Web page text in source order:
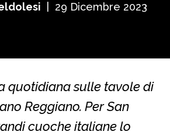
29 Dicembre 2023
quotidiana sulle tavole di
Reggiano. Per San
cuoche italiane lo